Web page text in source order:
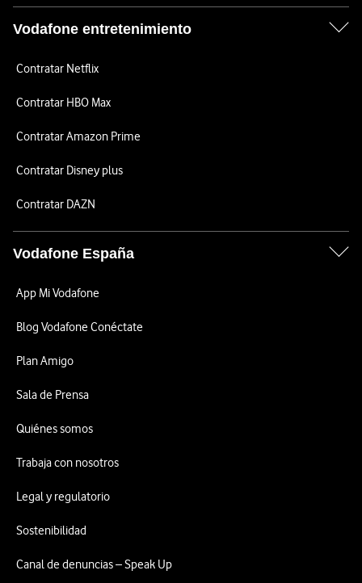
Vodafone entretenimiento
Contratar Netflix
Contratar HBO Max
Contratar Amazon Prime
Contratar Disney plus
Contratar DAZN
Vodafone España
App Mi Vodafone
Blog Vodafone Conéctate
Plan Amigo
Sala de Prensa
Quiénes somos
Trabaja con nosotros
Legal y regulatorio
Sostenibilidad
Canal de denuncias – Speak Up